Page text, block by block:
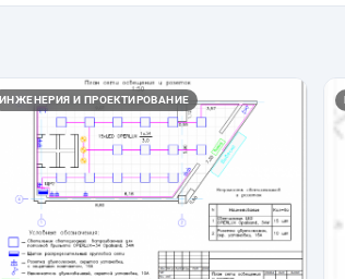
ИНЖЕНЕРИЯ И ПРОЕКТИРОВАНИЕ